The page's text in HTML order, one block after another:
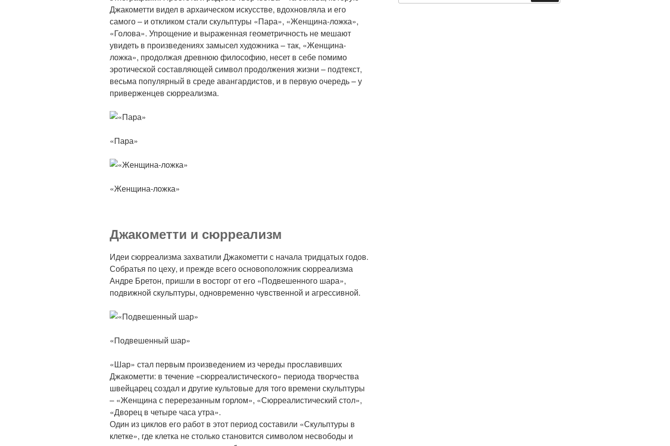
Джакометти видел в архаическом искусстве, вдохновляла и его
самого – и откликом стали скульптуры «Пара», «Женщина-ложка»,
«Голова». Упрощение и выраженная геометричность не мешают
увидеть в произведениях замысел художника – так, «Женщина-
ложка», продолжая древнюю философию, несет в себе помимо
эротической составляющей символ продолжения жизни – подтекст,
весьма популярный в среде авангардистов, и в первую очередь – у
приверженцев сюрреализма.
«Пара»
«Женщина-ложка»
Джакометти и сюрреализм
Идеи сюрреализма захватили Джакометти с начала тридцатых годов.
Собратья по цеху, и прежде всего основоположник сюрреализма
Андре Бретон, пришли в восторг от его «Подвешенного шара»,
подвижной скульптуры, одновременно чувственной и агрессивной.
«Подвешенный шар»
«Шар» стал первым произведением из череды прославивших
Джакометти: в течение «сюрреалистического» периода творчества
швейцарец создал и другие культовые для того времени скульптуры
– «Женщина с перерезанным горлом», «Сюрреалистический стол»,
«Дворец в четыре часа утра».
Один из циклов его работ в этот период составили «Скульптуры в
клетке», где клетка не столько становится символом несвободы и